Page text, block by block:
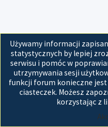
Używamy informacji
statystycznych by lepiej
serwisu i pomóc w
utrzymywania sesji
funkcji forum konieczne
ciasteczek. Możesz
korzystając z